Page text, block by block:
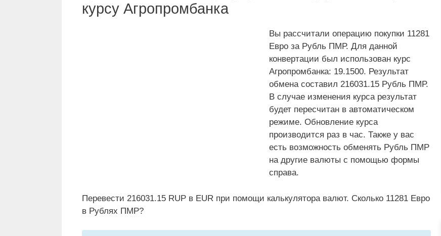
курсу Агропромбанка
Вы рассчитали операцию покупки 11281
Евро за Рубль ПМР. Для данной
конвертации был использован курс
Агропромбанка: 19.1500. Результат
обмена составил 216031.15 Рубль ПМР.
В случае изменения курса результат
будет пересчитан в автоматическом
режиме. Обновление курса
производится раз в час. Также у вас
есть возможность обменять Рубль ПМР
на другие валюты с помощью формы
справа.
Перевести 216031.15 RUP в EUR при помощи калькулятора валют. Сколько 11281 Евро
в Рублях ПМР?